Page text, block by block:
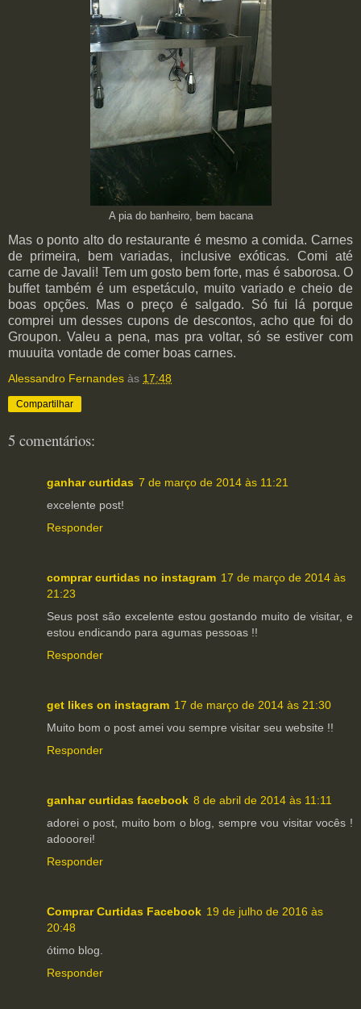
A pia do banheiro, bem bacana
Mas o ponto alto do restaurante é mesmo a comida. Carnes
de primeira, bem variadas, inclusive exóticas. Comi até
carne de Javali! Tem um gosto bem forte, mas é saborosa. O
buffet também é um espetáculo, muito variado e cheio de
boas opções. Mas o preço é salgado. Só fui lá porque
comprei um desses cupons de descontos, acho que foi do
Groupon. Valeu a pena, mas pra voltar, só se estiver com
muuuita vontade de comer boas carnes.
Alessandro Fernandes às 17:48
Compartilhar
5 comentários:
ganhar curtidas 7 de março de 2014 às 11:21
excelente post!
Responder
comprar curtidas no instagram 17 de março de 2014 às
21:23
Seus post são excelente estou gostando muito de visitar, e
estou endicando para agumas pessoas !!
Responder
get likes on instagram 17 de março de 2014 às 21:30
Muito bom o post amei vou sempre visitar seu website !!
Responder
ganhar curtidas facebook 8 de abril de 2014 às 11:11
adorei o post, muito bom o blog, sempre vou visitar vocês !
adooorei!
Responder
Comprar Curtidas Facebook 19 de julho de 2016 às
20:48
ótimo blog.
Responder